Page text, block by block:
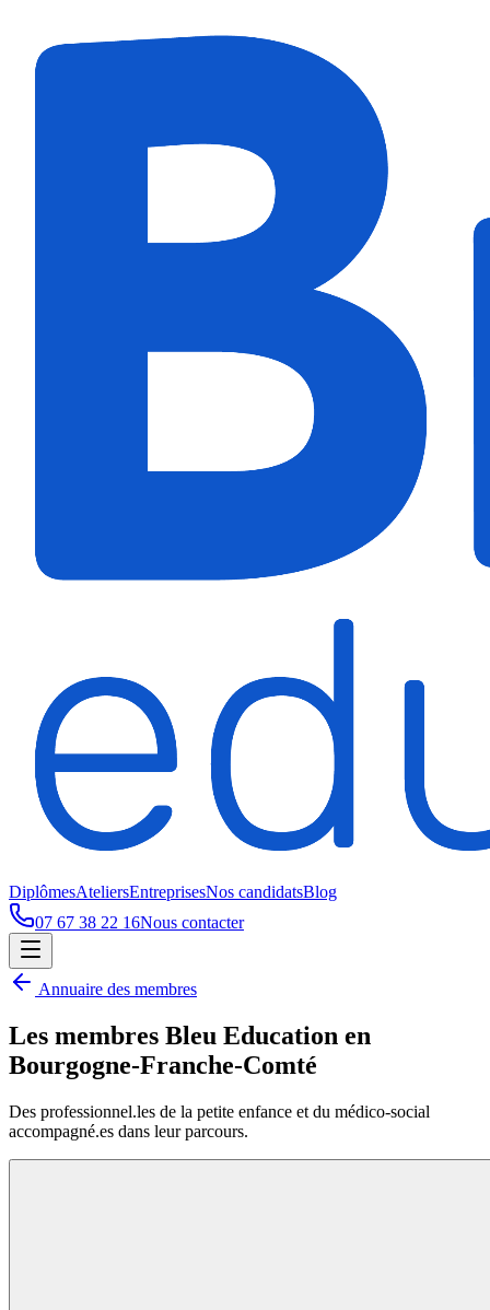
DiplômesAteliersEntreprisesNos candidatsBlog
07 67 38 22 16Nous contacter
Annuaire des membres
Les membres Bleu Education en
Bourgogne-Franche-Comté
Des professionnel.les de la petite enfance et du médico-social
accompagné.es dans leur parcours.